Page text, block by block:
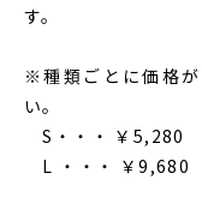
す。
※種類ごとに価格
い。
S・・・ ￥5,280
L ・・・ ￥9,680